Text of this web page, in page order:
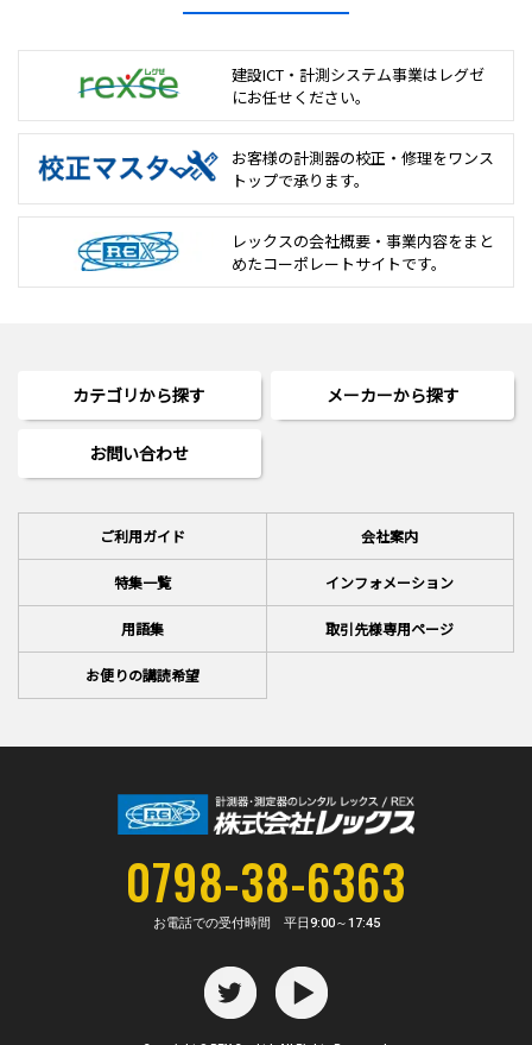
建設ICT・計測システム事業は レグゼ
にお任せください。
お客様の計測器の校正・修理をワンス
トップで承ります。
レックスの会社概要・事業内容をまと
めたコーポレートサイトです。
カテゴリから探す メーカーから探す
お問い合わせ
ご利用ガイド 会社案内
特集一覧 インフォメーション
用語集 取引先様専用ページ
お便りの講読希望
0798-38-6363
お電話での受付時間 平日9:00～17:45